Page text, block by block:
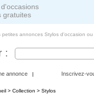
gratuites
petites annonces Stylos d'occasion
:
annonce | Inscrivez-
> Collection > Stylos